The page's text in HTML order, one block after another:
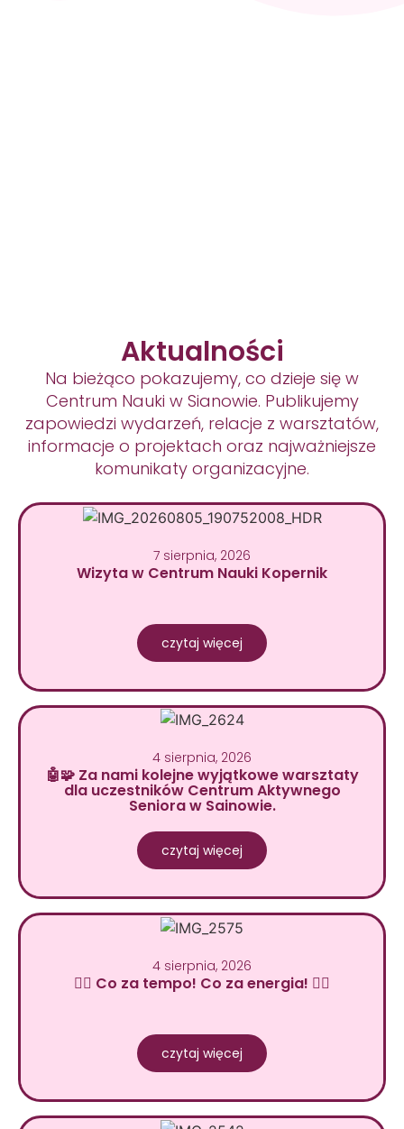
Aktualności
Na bieżąco pokazujemy, co dzieje się w
Centrum Nauki w Sianowie. Publikujemy
zapowiedzi wydarzeń, relacje z warsztatów,
informacje o projektach oraz najważniejsze
komunikaty organizacyjne.
7 sierpnia, 2026
Wizyta w Centrum Nauki Kopernik
czytaj więcej
4 sierpnia, 2026
🤖🧩 Za nami kolejne wyjątkowe warsztaty
dla uczestników Centrum Aktywnego
Seniora w Sainowie.
czytaj więcej
4 sierpnia, 2026
🚴‍♂️ Co za tempo! Co za energia! 🚴‍♀️
czytaj więcej